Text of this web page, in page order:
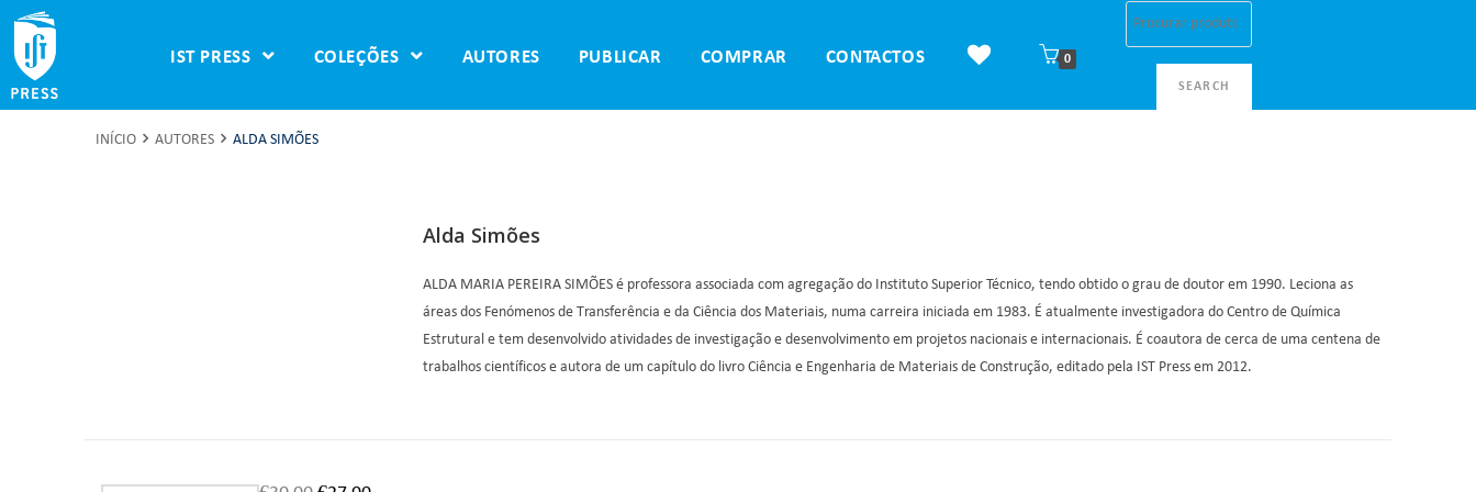
IST PRESS COLEÇÕES AUTORES PUBLICAR COMPRAR CONTACTOS 0
SEARCH
INÍCIO AUTORES ALDA SIMÕES
Alda Simões
ALDA MARIA PEREIRA SIMÕES é professora associada com agregação do Instituto Superior Técnico, tendo obtido o grau de doutor em 1990. Leciona as
áreas dos Fenómenos de Transferência e da Ciência dos Materiais, numa carreira iniciada em 1983. É atualmente investigadora do Centro de Química
Estrutural e tem desenvolvido atividades de investigação e desenvolvimento em projetos nacionais e internacionais. É coautora de cerca de uma centena de
trabalhos científicos e autora de um capítulo do livro Ciência e Engenharia de Materiais de Construção, editado pela IST Press em 2012.